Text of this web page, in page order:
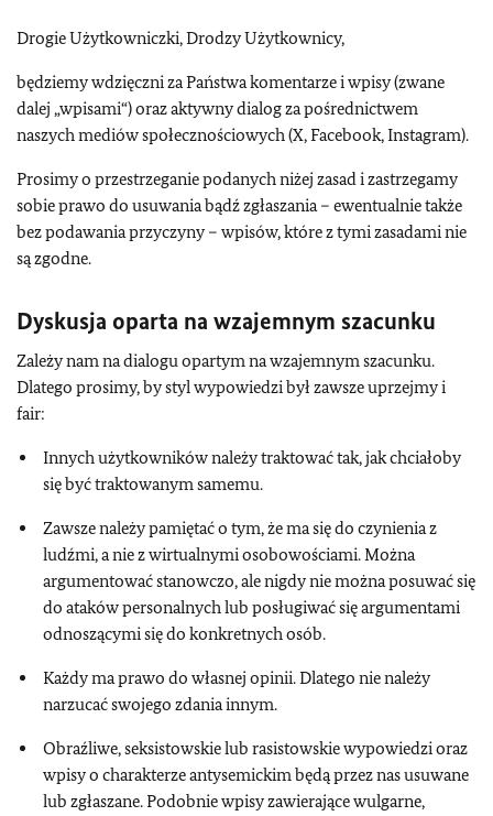
Drogie Użytkowniczki, Drodzy Użytkownicy,
będziemy wdzięczni za Państwa komentarze i wpisy (zwane
dalej „wpisami“) oraz aktywny dialog za pośrednictwem
naszych mediów społecznościowych (X, Facebook, Instagram).
Prosimy o przestrzeganie podanych niżej zasad i zastrzegamy
sobie prawo do usuwania bądź zgłaszania – ewentualnie także
bez podawania przyczyny – wpisów, które z tymi zasadami nie
są zgodne.
Dyskusja oparta na wzajemnym szacunku
Zależy nam na dialogu opartym na wzajemnym szacunku.
Dlatego prosimy, by styl wypowiedzi był zawsze uprzejmy i
fair:
Innych użytkowników należy traktować tak, jak chciałoby
się być traktowanym samemu.
Zawsze należy pamiętać o tym, że ma się do czynienia z
ludźmi, a nie z wirtualnymi osobowościami. Można
argumentować stanowczo, ale nigdy nie można posuwać się
do ataków personalnych lub posługiwać się argumentami
odnoszącymi się do konkretnych osób.
Każdy ma prawo do własnej opinii. Dlatego nie należy
narzucać swojego zdania innym.
Obraźliwe, seksistowskie lub rasistowskie wypowiedzi oraz
wpisy o charakterze antysemickim będą przez nas usuwane
lub zgłaszane. Podobnie wpisy zawierające wulgarne,